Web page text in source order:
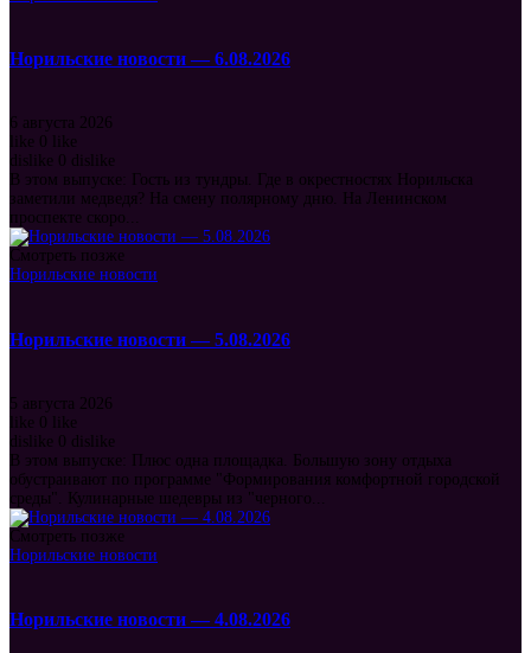
Норильские новости — 6.08.2026
6 августа 2026
like
0
like
dislike
0 dislike
В этом выпуске: Гость из тундры. Где в окрестностях Норильска
заметили медведя? На смену полярному дню. На Ленинском
проспекте скоро...
Смотреть позже
Норильские новости
Норильские новости — 5.08.2026
5 августа 2026
like
0
like
dislike
0 dislike
В этом выпуске: Плюс одна площадка. Большую зону отдыха
обустраивают по программе "Формирования комфортной городской
среды". Кулинарные шедевры из "черного...
Смотреть позже
Норильские новости
Норильские новости — 4.08.2026